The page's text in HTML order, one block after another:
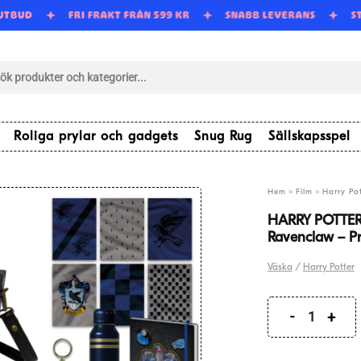
FRI FRAKT FRÅN 599 KR SNABB LEVERANS
Roliga prylar och gadgets Snug Rug Sällskapsspel
Hem » Film » Harry
HARRY
Ravenclaw –
Väska / Harry Potter
HARRY